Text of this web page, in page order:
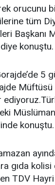
orucunu
tüm
Başkanı
diye konuştu.
5
konuştu.
gıda
TDV